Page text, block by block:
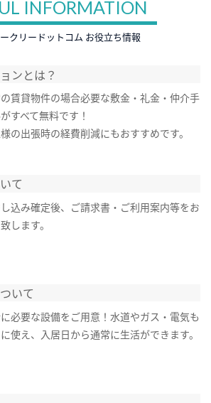
INFORMATION
クリードットコム お役立ち情報
ンとは？
賃貸物件の場合必要な敷金・礼金・仲介手
すべて無料です！
の出張時の経費削減にもおすすめです。
て
込み確定後、ご請求書・ご利用案内等をお
します。
いて
必要な設備をご用意！水道やガス・電気も
使え、入居日から通常に生活ができます。